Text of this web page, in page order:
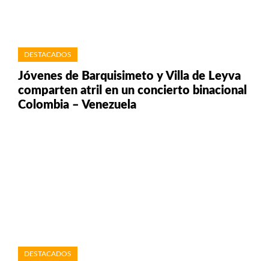
DESTACADOS
Jóvenes de Barquisimeto y Villa de Leyva
comparten atril en un concierto binacional
Colombia – Venezuela
DESTACADOS